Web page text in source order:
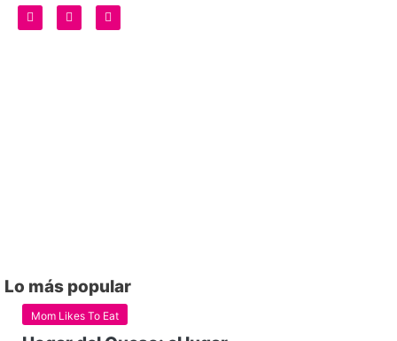
Lo más popular
Mom Likes To Eat